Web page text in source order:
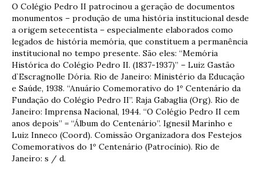
O Colégio Pedro II patrocinou a geração de documentos
monumentos – produção de uma história institucional desde
a origem setecentista – especialmente elaborados como
legados de história memória, que constituem a permanência
institucional no tempo presente. São eles: “Memória
Histórica do Colégio Pedro II. (1837-1937)” – Luiz Gastão
d`Escragnolle Dória. Rio de Janeiro: Ministério da Educação
e Saúde, 1938. “Anuário Comemorativo do 1º Centenário da
Fundação do Colégio Pedro II”. Raja Gabaglia (Org). Rio de
Janeiro: Imprensa Nacional, 1944. “O Colégio Pedro II cem
anos depois” = “Álbum do Centenário”. Ignesil Marinho e
Luiz Inneco (Coord). Comissão Organizadora dos Festejos
Comemorativos do 1º Centenário (Patrocínio). Rio de
Janeiro: s / d.